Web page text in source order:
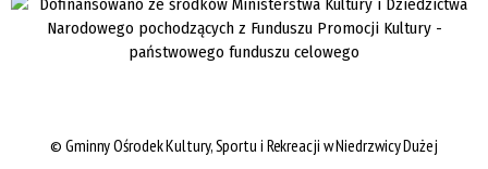
© Gminny Ośrodek Kultury, Sportu i Rekreacji w Niedrzwicy Dużej